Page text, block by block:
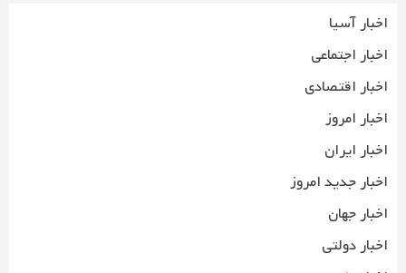
اخبار آسیا
اخبار اجتماعی
اخبار اقتصادی
اخبار امروز
اخبار ایران
اخبار جدید امروز
اخبار جهان
اخبار دولتی